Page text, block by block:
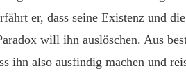
er, dass seine Existenz und
will ihn auslöschen. Aus
ihn also ausfindig machen und